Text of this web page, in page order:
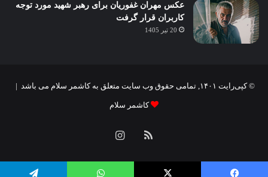
عکس مهران غفوریان برای رهبر شهید مورد توجه
کاربران قرار گرفت
20 تیر 1405
© کپی‌رایت ۱۴۰۱, تمامی حقوق وب سایت متعلق به کاشمر سلام می باشد |
کاشمر سلام
خوراکاینستاگرام